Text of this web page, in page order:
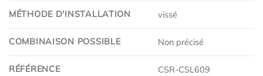
MÉTHODE D'INSTALLATION vissé
COMBINAISON POSSIBLE Non précisé
RÉFÉRENCE CSR-CSL609